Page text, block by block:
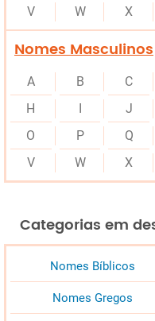
V
W X
Nomes Masculinos
A B C
H
J
O
P Q
V
W X
Categorias em
Nomes Bíblicos
Nomes Gregos